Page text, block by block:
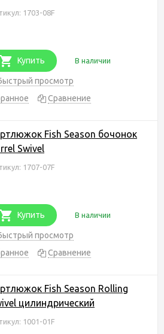
1703-08F
Купить В наличии
просмотр
Сравнение
Fish Season бочонок
Swivel
1707-07F
Купить В наличии
просмотр
Сравнение
Fish Season Rolling
цилиндрический
1001-01F